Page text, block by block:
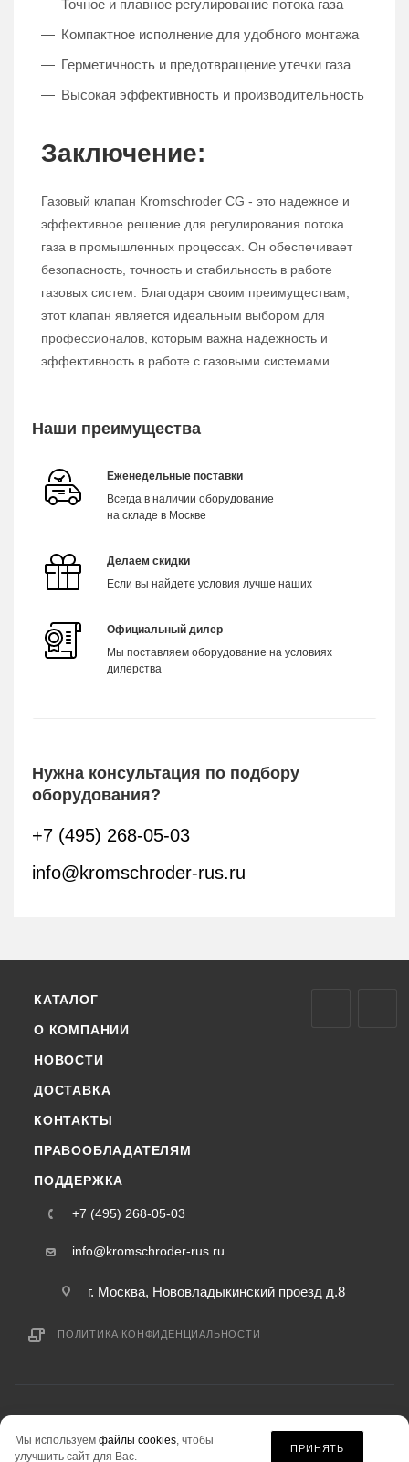
Точное и плавное регулирование потока газа
Компактное исполнение для удобного монтажа
Герметичность и предотвращение утечки газа
Высокая эффективность и производительность
Заключение:
Газовый клапан Kromschroder CG - это надежное и
эффективное решение для регулирования потока
газа в промышленных процессах. Он обеспечивает
безопасность, точность и стабильность в работе
газовых систем. Благодаря своим преимуществам,
этот клапан является идеальным выбором для
профессионалов, которым важна надежность и
эффективность в работе с газовыми системами.
Наши преимущества
Еженедельные поставки
Всегда в наличии оборудование
на складе в Москве
Делаем скидки
Если вы найдете условия лучше наших
Официальный дилер
Мы поставляем оборудование на условиях
дилерства
Нужна консультация по подбору
оборудования?
+7 (495) 268-05-03
info@kromschroder-rus.ru
КАТАЛОГ
О КОМПАНИИ
НОВОСТИ
ДОСТАВКА
КОНТАКТЫ
ПРАВООБЛАДАТЕЛЯМ
ПОДДЕРЖКА
+7 (495) 268-05-03
info@kromschroder-rus.ru
г. Москва, Нововладыкинский проезд д.8
ПОЛИТИКА КОНФИДЕНЦИАЛЬНОСТИ
информация на сайте «kromschroder-rus.ru» не является публичной офертой.
Мы используем файлы cookies, чтобы
улучшить сайт для Вас.
ПРИНЯТЬ